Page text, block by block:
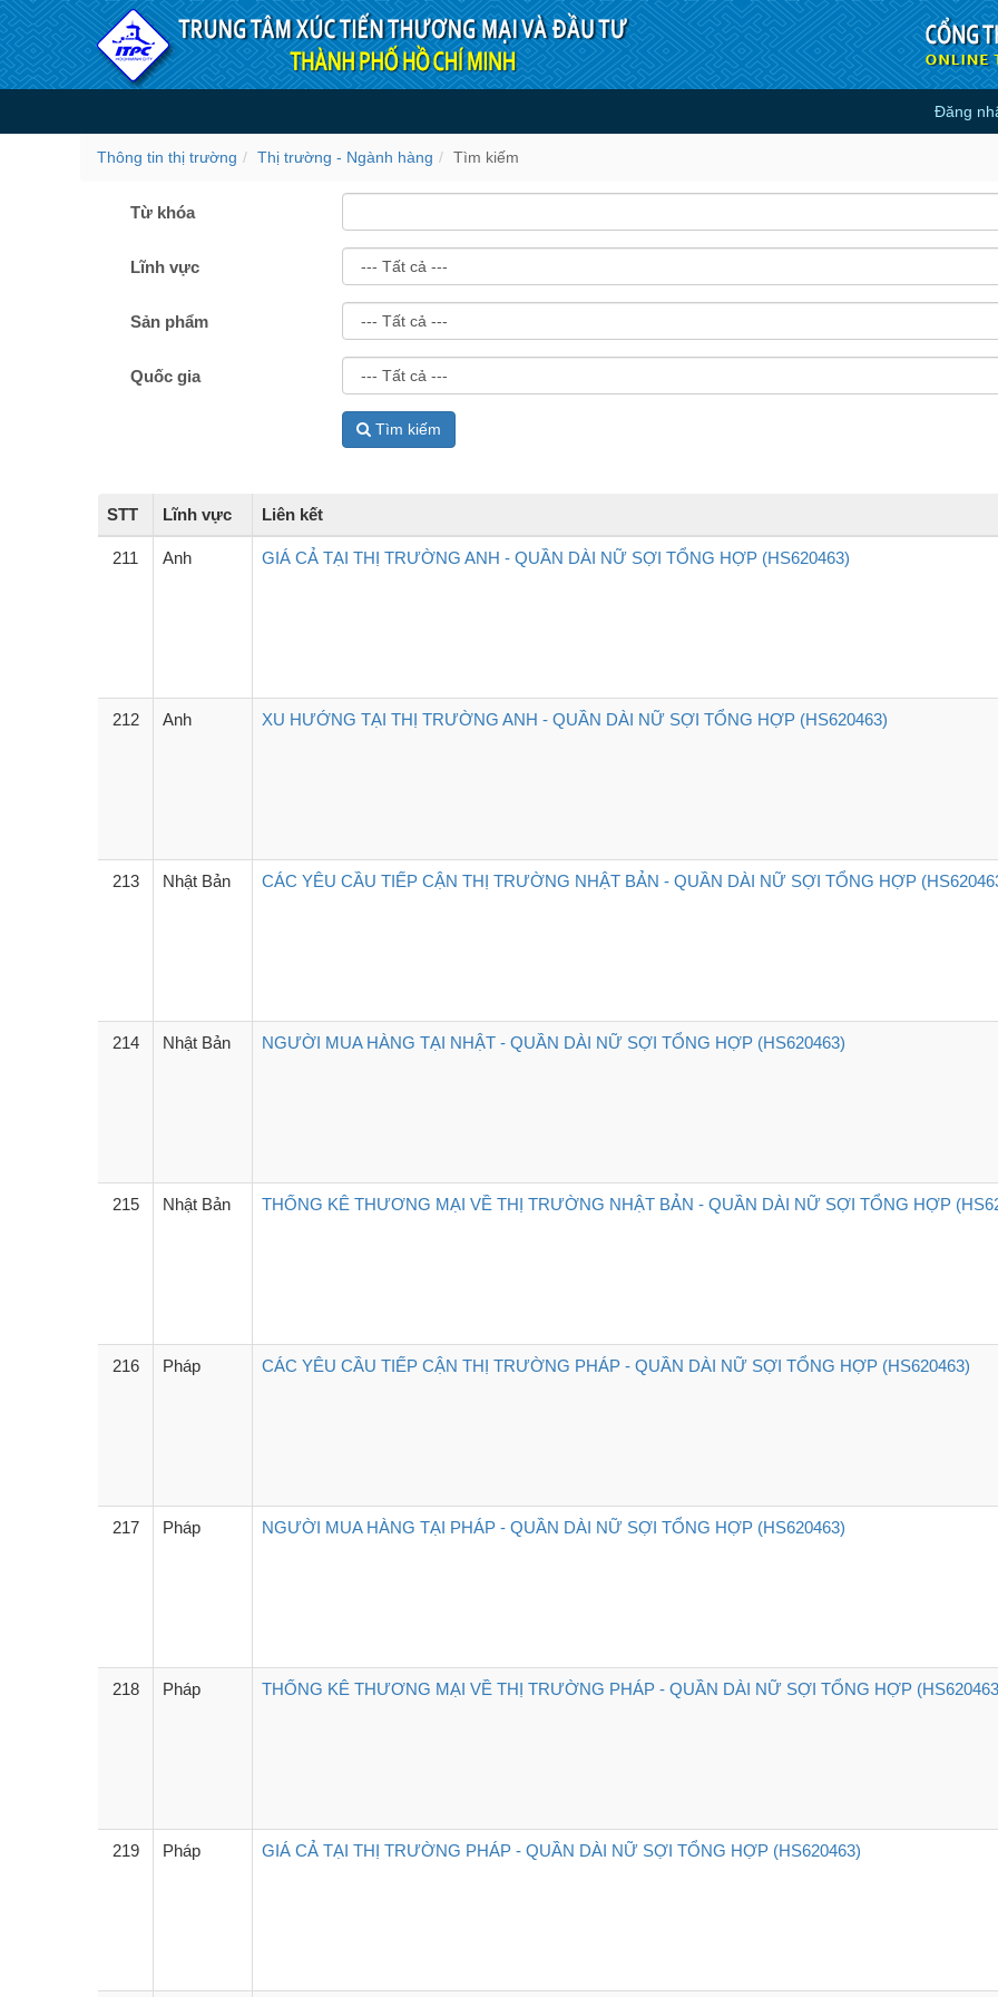
Truy cập nội dung luôn
Tìm kiếm Đăng
Thông tin thị trường Thị trường - Ngành hàng Tìm kiếm
Từ khóa
Lĩnh vực
Sản phẩm
Quốc gia
Tìm kiếm
STT Lĩnh vực Liên kết
211 Anh GIÁ CẢ TẠI THỊ TRƯỜNG ANH - QUẦN DÀI NỮ SỢI TỔNG HỢP (HS620463)
212 Anh XU HƯỚNG TẠI THỊ TRƯỜNG ANH - QUẦN DÀI NỮ SỢI TỔNG HỢP (HS620463)
213 Nhật Bản CÁC YÊU CẦU TIẾP CẬN THỊ TRƯỜNG NHẬT BẢN - QUẦN DÀI NỮ SỢI TỔNG HỢP
214 Nhật Bản NGƯỜI MUA HÀNG TẠI NHẬT - QUẦN DÀI NỮ SỢI TỔNG HỢP (HS620463)
215 Nhật Bản THỐNG KÊ THƯƠNG MẠI VỀ THỊ TRƯỜNG NHẬT BẢN - QUẦN DÀI NỮ SỢI TỔNG HỢP
216 Pháp CÁC YÊU CẦU TIẾP CẬN THỊ TRƯỜNG PHÁP - QUẦN DÀI NỮ SỢI TỔNG HỢP (HS620463)
217 Pháp NGƯỜI MUA HÀNG TẠI PHÁP - QUẦN DÀI NỮ SỢI TỔNG HỢP (HS620463)
218 Pháp THỐNG KÊ THƯƠNG MẠI VỀ THỊ TRƯỜNG PHÁP - QUẦN DÀI NỮ SỢI TỔNG HỢP
219 Pháp GIÁ CẢ TẠI THỊ TRƯỜNG PHÁP - QUẦN DÀI NỮ SỢI TỔNG HỢP (HS620463)